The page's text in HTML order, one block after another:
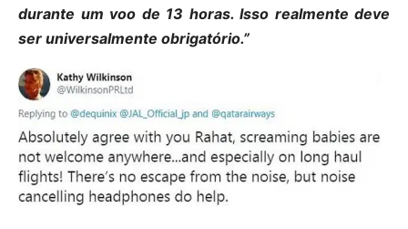
durante um voo de 13 horas. Isso realmente deve
ser universalmente obrigatório.”